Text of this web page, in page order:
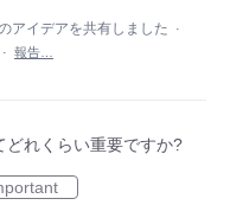
アイデアを共有しました
·
· 報告…
どれくらい重要ですか?